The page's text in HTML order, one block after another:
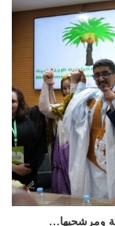
ومرشحيها…